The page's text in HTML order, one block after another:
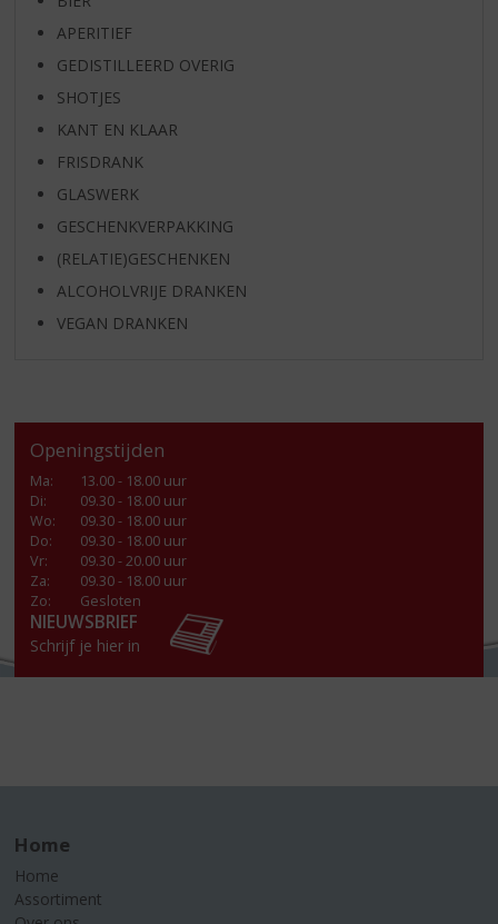
APERITIEF
GEDISTILLEERD OVERIG
SHOTJES
KANT EN KLAAR
FRISDRANK
GLASWERK
GESCHENKVERPAKKING
(RELATIE)GESCHENKEN
ALCOHOLVRIJE DRANKEN
VEGAN DRANKEN
Openingstijden
Ma:
13.00 - 18.00 uur
Di:
09.30 - 18.00 uur
Wo:
09.30 - 18.00 uur
Do:
09.30 - 18.00 uur
Vr:
09.30 - 20.00 uur
Za:
09.30 - 18.00 uur
Zo:
Gesloten
NIEUWSBRIEF
Schrijf je hier in
Home
Home
Assortiment